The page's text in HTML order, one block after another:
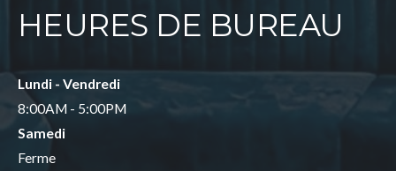
HEURES DE BUREAU
Lundi - Vendredi
8:00AM - 5:00PM
Samedi
Ferme